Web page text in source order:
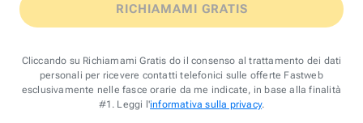
RICHIAMAMI GRATIS
Cliccando su Richiamami Gratis do il consenso al trattamento dei dati
personali per ricevere contatti telefonici sulle offerte Fastweb
esclusivamente nelle fasce orarie da me indicate, in base alla finalità
#1. Leggi l'informativa sulla privacy.